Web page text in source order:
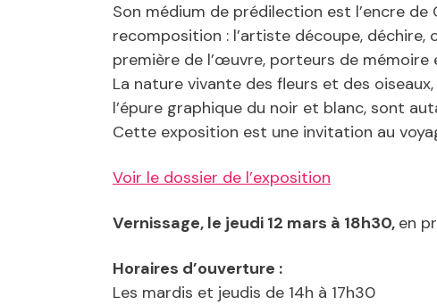
Son médium de prédilection est l’encre
recomposition : l’artiste découpe, déchire,
première de l’œuvre, porteurs de
La nature vivante des fleurs et des
l’épure graphique du noir et blanc, sont
Cette exposition est une invitation au
Voir le dossier de l’exposition
Vernissage, le jeudi 12 mars à 18h30, en
Horaires d’ouverture :
Les mardis et jeudis de 14h à 17h30